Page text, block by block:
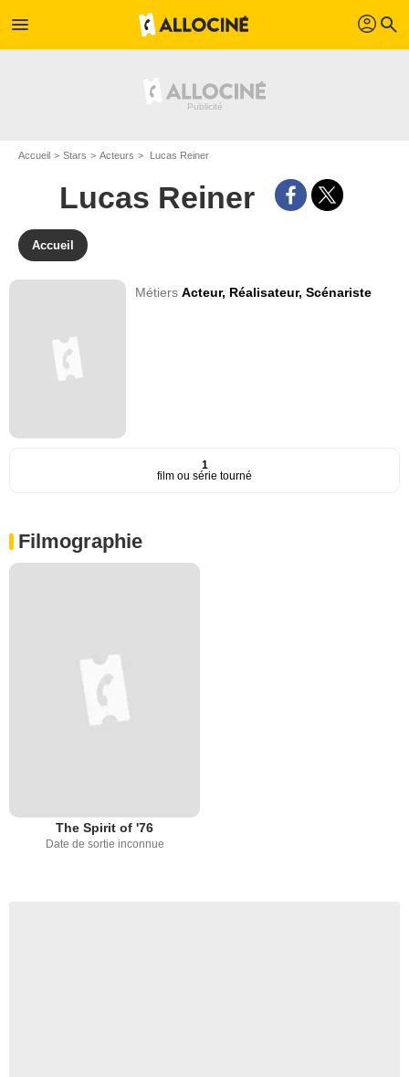
menu profil search
Accueil Stars Acteurs Lucas Reiner
Lucas Reiner
Accueil
MétiersActeur, Réalisateur,Scénariste
1
film ou série tourné
Filmographie
The Spirit of '76
Date de sortie inconnue